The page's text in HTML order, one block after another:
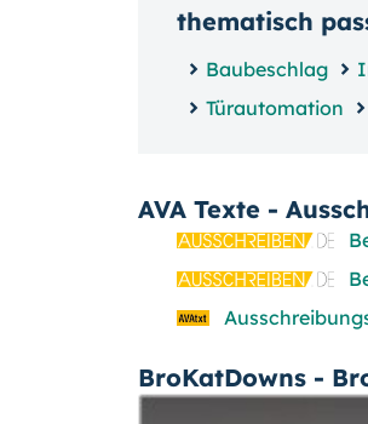
thematisch
Baubeschlag
Türautomation
AVA Texte -
BroKatDowns -